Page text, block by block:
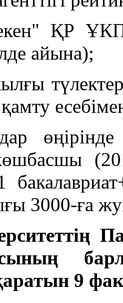
ҚР ҰКП
айына);
өңірінде
3000-ға
9